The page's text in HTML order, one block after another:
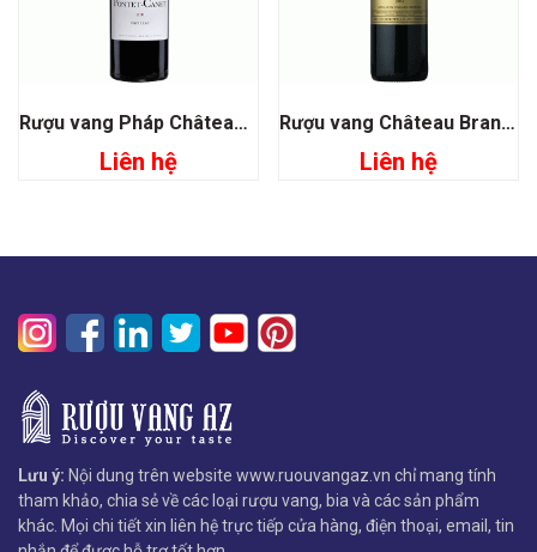
Rượu vang Pháp Château Pontet Canet Pauillac
Liên hệ
Rượu vang Château Brane Cantenac Grand Cru Classe 1855
Liên hệ
Lưu ý: Nội dung trên website www.ruouvangaz.vn chỉ mang tính
tham khảo, chia sẻ về các loại rượu vang, bia và các sản phẩm
khác. Mọi chi tiết xin liên hệ trực tiếp cửa hàng, điện thoại, email, tin